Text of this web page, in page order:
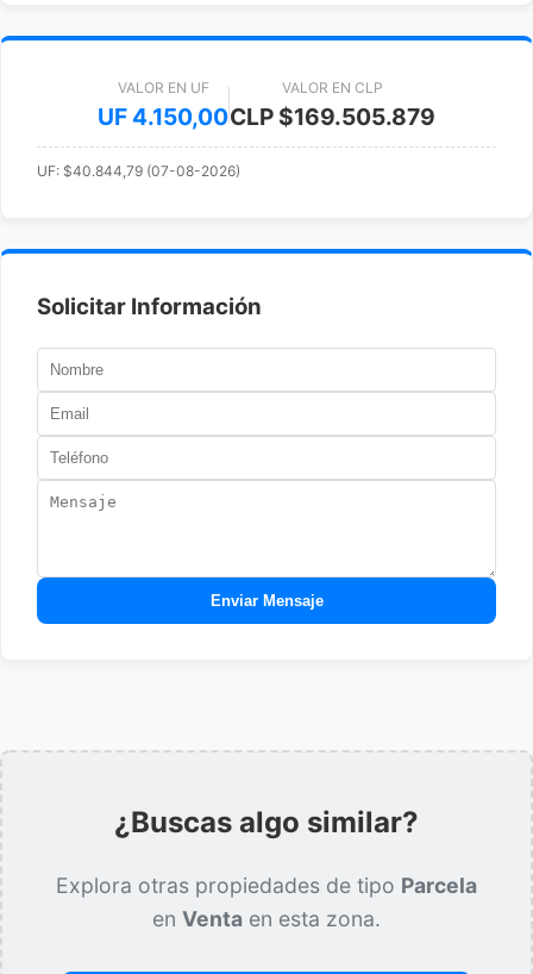
VALOR EN UF
UF 4.150,00
VALOR EN CLP
CLP $169.505.879
UF: $40.844,79 (07-08-2026)
Solicitar Información
Enviar Mensaje
¿Buscas algo similar?
Explora otras propiedades de tipo Parcela
en Venta en esta zona.